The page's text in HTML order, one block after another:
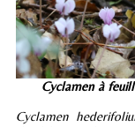
Cyclamen à
Cyclamen